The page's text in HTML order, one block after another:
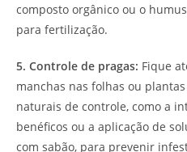
composto orgânico ou o
para fertilização.
5. Controle de pragas: Fique
manchas nas folhas ou
naturais de controle, como a
benéficos ou a aplicação de
com sabão, para prevenir